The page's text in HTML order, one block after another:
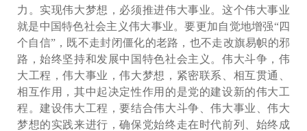
力。实现伟大梦想，必须推进伟大事业。这个伟大事业
就是中国特色社会主义伟大事业。要更加自觉地增强“四
个自信”，既不走封闭僵化的老路，也不走改旗易帜的邪
路，始终坚持和发展中国特色社会主义。伟大斗争，伟
大工程，伟大事业，伟大梦想，紧密联系、相互贯通、
相互作用，其中起决定性作用的是党的建设新的伟大工
程。建设伟大工程，要结合伟大斗争、伟大事业、伟大
梦想的实践来进行，确保党始终走在时代前列、始终成